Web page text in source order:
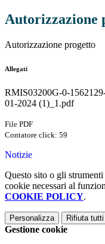
Autorizzazione
Autorizzazione progetto
Allegati
RMIS03200G-0-
01-2024 (1)_1.pdf
File PDF
Contatore click: 59
Notizie
Questo sito o gli
cookie necessari al
COOKIE POLICY.
Personalizza Rifiuta tutti
Gestione cookie